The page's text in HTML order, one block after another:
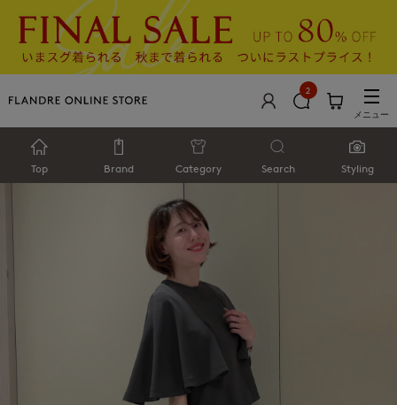
2
メニュー
Top Brand Category Search Styling